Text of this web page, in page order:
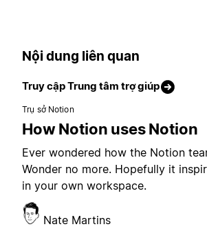
Nội dung liên quan
Truy cập Trung tâm trợ giúp
Trụ sở Notion
How Notion uses Notion
Ever wondered how the Notion
Wonder no more. Hopefully it
in your own workspace.
Nate Martins